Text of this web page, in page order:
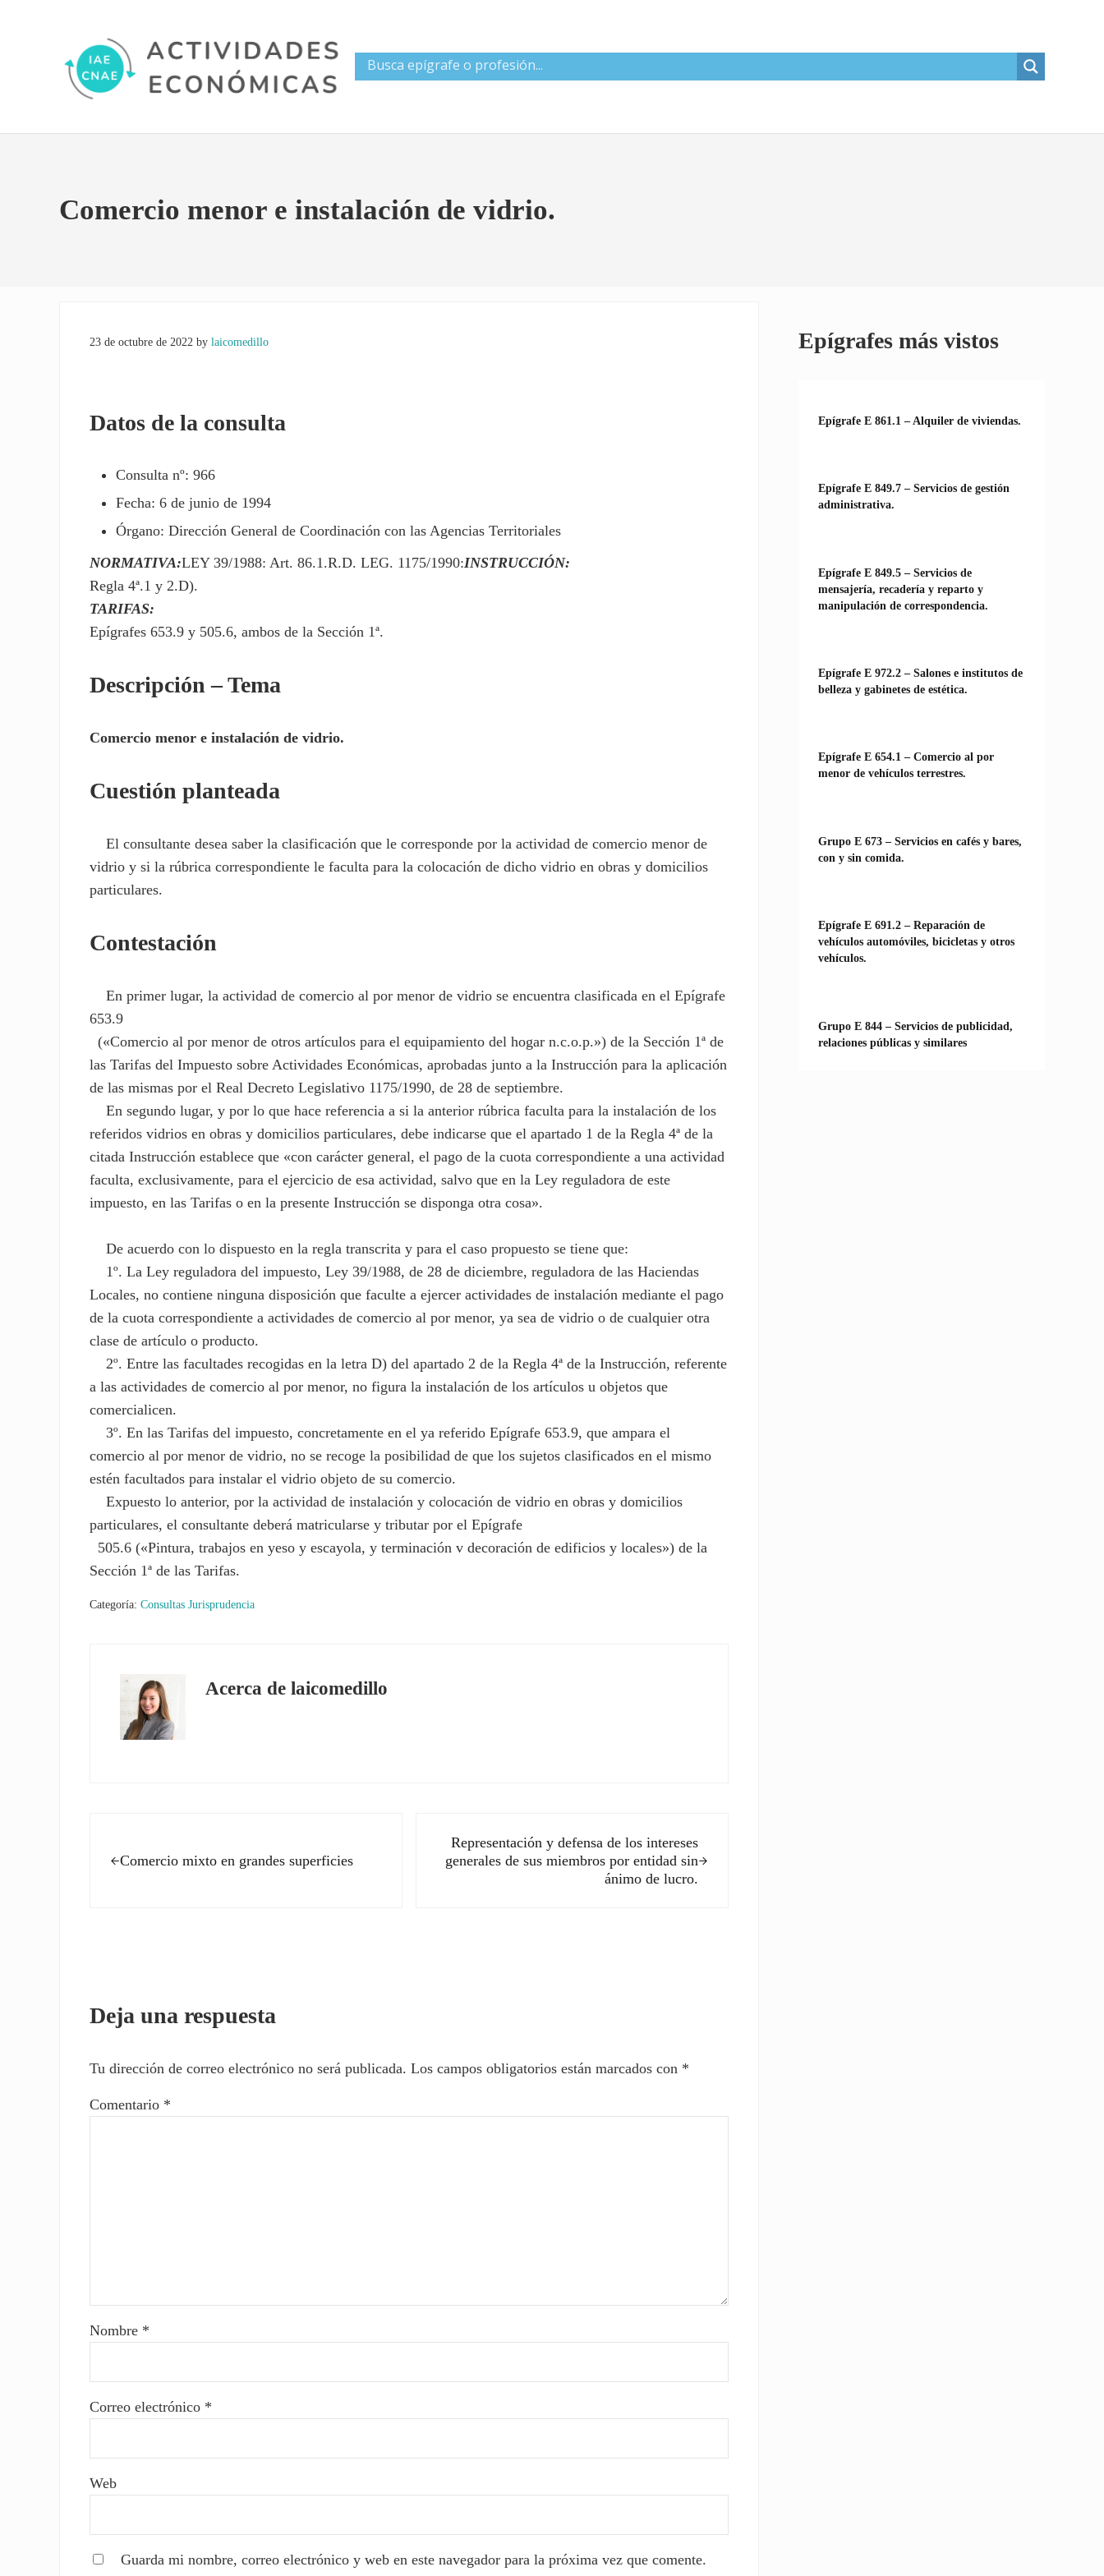
Comercio menor e instalación de vidrio.
23 de octubre de 2022 bylaicomedillo
Datos de la consulta
Consulta nº: 966
Fecha: 6 de junio de 1994
Órgano: Dirección General de Coordinación con las Agencias Territoriales
NORMATIVA:LEY 39/1988: Art. 86.1.R.D. LEG. 1175/1990:INSTRUCCIÓN:
Regla 4ª.1 y 2.D).
TARIFAS:
Epígrafes 653.9 y 505.6, ambos de la Sección 1ª.
Descripción – Tema
Comercio menor e instalación de vidrio.
Cuestión planteada
El consultante desea saber la clasificación que le corresponde por la actividad de comercio menor de
vidrio y si la rúbrica correspondiente le faculta para la colocación de dicho vidrio en obras y domicilios
particulares.
Contestación
En primer lugar, la actividad de comercio al por menor de vidrio se encuentra clasificada en el Epígrafe
653.9
(«Comercio al por menor de otros artículos para el equipamiento del hogar n.c.o.p.») de la Sección 1ª de
las Tarifas del Impuesto sobre Actividades Económicas, aprobadas junto a la Instrucción para la aplicación
de las mismas por el Real Decreto Legislativo 1175/1990, de 28 de septiembre.
En segundo lugar, y por lo que hace referencia a si la anterior rúbrica faculta para la instalación de los
referidos vidrios en obras y domicilios particulares, debe indicarse que el apartado 1 de la Regla 4ª de la
citada Instrucción establece que «con carácter general, el pago de la cuota correspondiente a una actividad
faculta, exclusivamente, para el ejercicio de esa actividad, salvo que en la Ley reguladora de este
impuesto, en las Tarifas o en la presente Instrucción se disponga otra cosa».
De acuerdo con lo dispuesto en la regla transcrita y para el caso propuesto se tiene que:
1º. La Ley reguladora del impuesto, Ley 39/1988, de 28 de diciembre, reguladora de las Haciendas
Locales, no contiene ninguna disposición que faculte a ejercer actividades de instalación mediante el pago
de la cuota correspondiente a actividades de comercio al por menor, ya sea de vidrio o de cualquier otra
clase de artículo o producto.
2º. Entre las facultades recogidas en la letra D) del apartado 2 de la Regla 4ª de la Instrucción, referente
a las actividades de comercio al por menor, no figura la instalación de los artículos u objetos que
comercialicen.
3º. En las Tarifas del impuesto, concretamente en el ya referido Epígrafe 653.9, que ampara el
comercio al por menor de vidrio, no se recoge la posibilidad de que los sujetos clasificados en el mismo
estén facultados para instalar el vidrio objeto de su comercio.
Expuesto lo anterior, por la actividad de instalación y colocación de vidrio en obras y domicilios
particulares, el consultante deberá matricularse y tributar por el Epígrafe
505.6 («Pintura, trabajos en yeso y escayola, y terminación v decoración de edificios y locales») de la
Sección 1ª de las Tarifas.
Categoría:Consultas Jurisprudencia
Acerca delaicomedillo
Comercio mixto en grandes superficies
Representación y defensa de los intereses
generales de sus miembros por entidad sin
ánimo de lucro.
Deja una respuesta
Tu dirección de correo electrónico no será publicada. Los campos obligatorios están marcados con *
Comentario *
Nombre *
Correo electrónico *
Web
Guarda mi nombre, correo electrónico y web en este navegador para la próxima vez que comente.
Epígrafes más vistos
Epígrafe E 861.1 – Alquiler de viviendas.
Epígrafe E 849.7 – Servicios de gestión
administrativa.
Epígrafe E 849.5 – Servicios de
mensajería, recadería y reparto y
manipulación de correspondencia.
Epígrafe E 972.2 – Salones e institutos de
belleza y gabinetes de estética.
Epígrafe E 654.1 – Comercio al por
menor de vehículos terrestres.
Grupo E 673 – Servicios en cafés y bares,
con y sin comida.
Epígrafe E 691.2 – Reparación de
vehículos automóviles, bicicletas y otros
vehículos.
Grupo E 844 – Servicios de publicidad,
relaciones públicas y similares